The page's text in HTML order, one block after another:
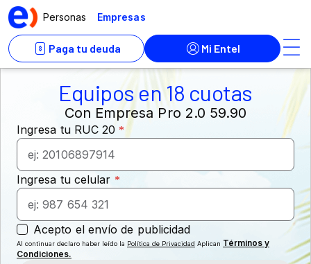
Equipos en 18 cuotas
Con Empresa Pro 2.0 59.90
Al continuar declaro haber leído la Política de Privacidad Aplican Términos y
Condiciones.